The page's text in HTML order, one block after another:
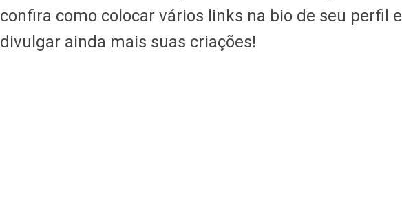
confira como colocar vários links na bio de seu perfil e
divulgar ainda mais suas criações!